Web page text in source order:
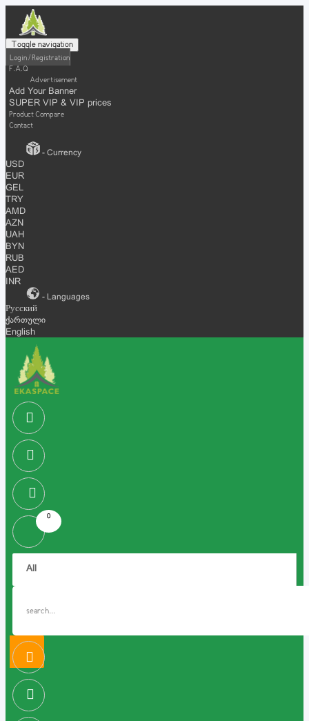
Toggle navigation
Login / Registration
F.A.Q
Advertisement
Add Your Banner
SUPER VIP & VIP prices
Product Compare
Contact
- Currency
USD
EUR
GEL
TRY
AMD
AZN
UAH
BYN
RUB
AED
INR
- Languages
Русский
ქართული
English
0